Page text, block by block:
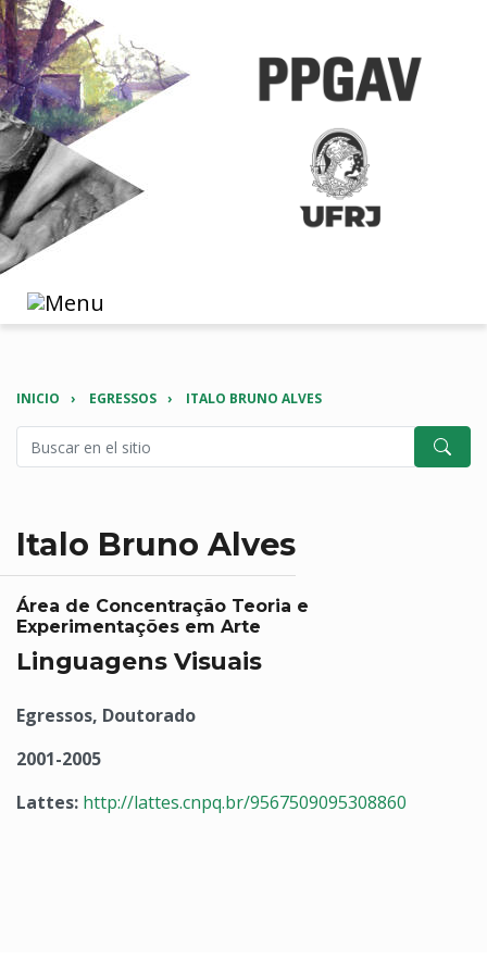
INICIO EGRESSOS ITALO BRUNO ALVES
Italo Bruno Alves
Área de Concentração Teoria e
Experimentações em Arte
Linguagens Visuais
Egressos, Doutorado
2001-2005
Lattes: http://lattes.cnpq.br/9567509095308860